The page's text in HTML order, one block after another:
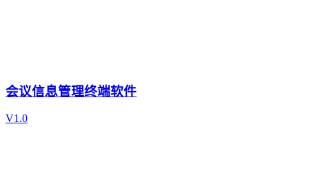
会议信息管理终端软件
V1.0